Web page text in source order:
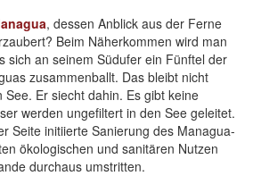
, dessen Anblick aus der Ferne
Beim Näherkommen wird man
sich an seinem Südufer ein Fünftel der
zusammenballt. Das bleibt nicht
Er siecht dahin. Es gibt keine
werden ungefiltert in den See geleitet.
Seite initiierte Sanierung des Managua-
ökologischen und sanitären Nutzen
durchaus umstritten.